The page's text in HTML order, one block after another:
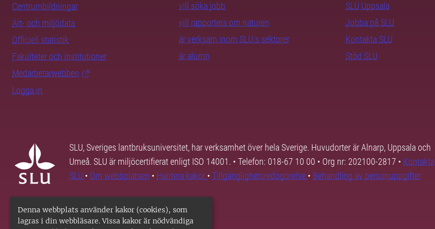
Denna webbplats använder kakor (cookies), som
lagras i din webbläsare. Vissa kakor är nödvändiga
Centrumbildningar
Art- och miljödata
Officiell statistik
Fakulteter och institutioner
Medarbetarwebben
Logga in
vill söka jobb
vill rapportera om naturen
är verksam inom SLU:s sektorer
är alumn
SLU Uppsala
Jobba på SLU
Kontakta SLU
Stöd SLU
SLU, Sveriges lantbruksuniversitet, har verksamhet över hela Sverige. Huvudorter är Alnarp, Uppsala och
Umeå. SLU är miljöcertifierat enligt ISO 14001. • Telefon: 018-67 10 00 • Org nr: 202100-2817 • Kontakta
SLU • Om webbplatsen • Hantera kakor • Tillgänglighetsredogörelse • Behandling av personuppgifter